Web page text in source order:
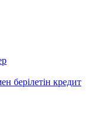
берілетін кредит